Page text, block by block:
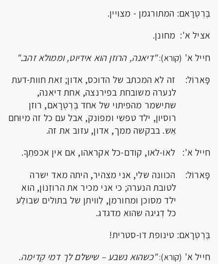
בֶּרְטְרָאם: המתורגמן - מצויין.
אציל א': מחונן.
חייל א' (קורא):"דיאנה, הרוזן הוא אידיוט, וממולא זהב."
פָּארוֹל: זה לא המכתב של הדוכס, אדון; זאת חוות-דעת
לנערה משובחת בפירנצה, אחת דיאנה,
שתישמר מהפיתוי של אחד בֶּרְטְרָאם, רוזן
רוסיון, ילד טפשִי ומפונק, אבל עם כל זה מיוּחם
אֵש. בבקשה ממך, אדון, עזוב את זה.
חייל א': לאו-לאו, קודם-כל אקראהו, אם אין אכפתֵךָ.
פָּארוֹל: הכוונה שלי, אני מצהיר, היתה מאד ישרה
לטובת הנערה; כי אני מכיר את הרוזְנוֹן, הוא
ילד מסוכן ומחורמן, לִוויתן של בתולים שבולֵע
כל דְגיגה שהוא מדגדג.
בֶּרְטְרָאם: טינופת דו-סטרית!
חייל א' (קורא):"כשהוא נשבע – שישלם לך דמי קְדימה.